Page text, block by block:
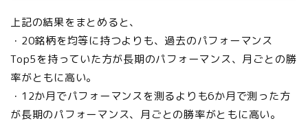
上記の結果をまとめると、
・20銘柄を均等に持つよりも、過去のパフォーマンス
Top5を持っていた方が長期のパフォーマンス、月ごとの勝
率がともに高い。
・12か月でパフォーマンスを測るよりも6か月で測った方
が長期のパフォーマンス、月ごとの勝率がともに高い。